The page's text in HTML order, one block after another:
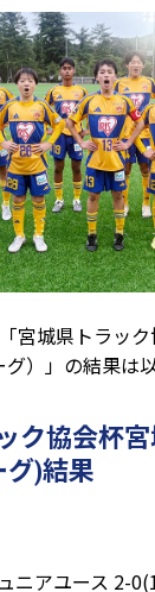
宮城県トラッ
）」の結果は
ク協会杯
グ)結果
ニアユース 2-